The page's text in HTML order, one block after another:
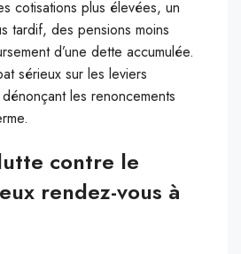
cotisations plus élevées, un
tardif, des pensions moins
d’une dette accumulée.
sérieux sur les leviers
les renoncements
contre le
rendez-vous à